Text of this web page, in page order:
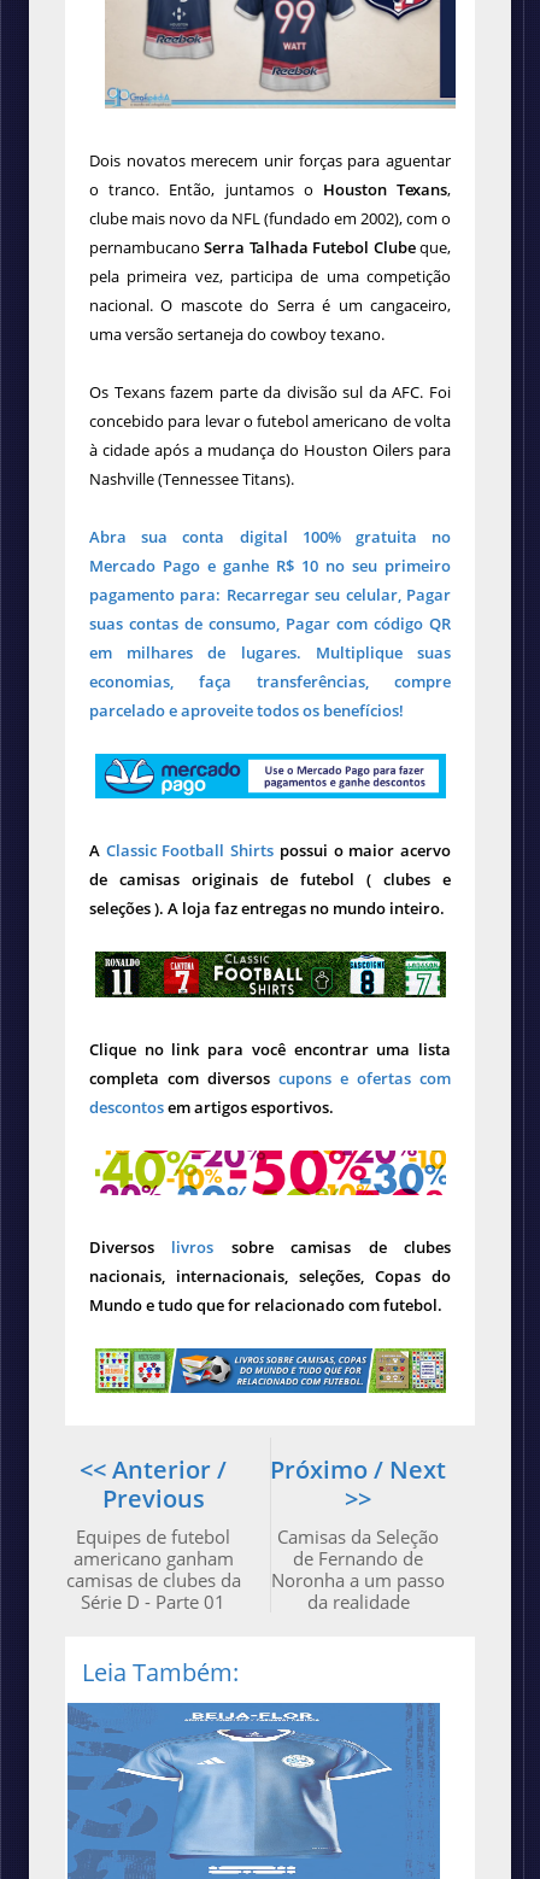
Dois novatos merecem unir forças para aguentar
o tranco. Então, juntamos o Houston Texans,
clube mais novo da NFL (fundado em 2002), com o
pernambucanoSerra Talhada Futebol Clubeque,
pela primeira vez, participa de uma competição
nacional. O mascote do Serra é um cangaceiro,
uma versão sertaneja do cowboy texano.
Os Texans fazem parte da divisão sul da AFC. Foi
concebido para levar o futebol americano de volta
à cidade após a mudança do Houston Oilers para
Nashville (Tennessee Titans).
Abra sua conta digital 100% gratuita no
Mercado Pago e ganhe R$ 10 no seu primeiro
pagamento para: Recarregar seu celular, Pagar
suas contas de consumo, Pagar com código QR
em milhares de lugares. Multiplique suas
economias, faça transferências, compre
parcelado e aproveite todos os benefícios!
A Classic Football Shirts possui o maior acervo
de camisas originais de futebol ( clubes e
seleções ). A loja faz entregas no mundo inteiro.
Clique no link para você encontrar uma lista
completa com diversos cupons e ofertas com
descontosem artigos esportivos.
Diversos livros sobre camisas de clubes
nacionais, internacionais, seleções, Copas do
Mundo e tudo que for relacionado com futebol.
Próximo / Next
>>
Camisas da Seleção
de Fernando de
Noronha a um passo
da realidade
<< Anterior /
Previous
Equipes de futebol
americano ganham
camisas de clubes da
Série D - Parte 01
Leia Também: